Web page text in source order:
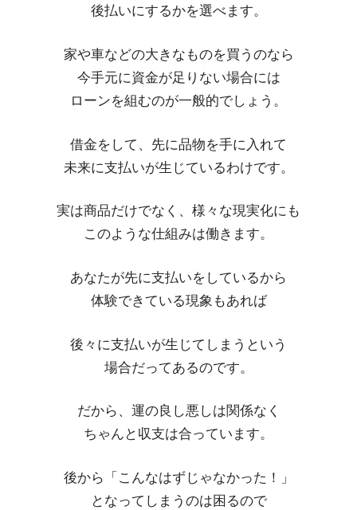
後払いにするかを選べます。
家や車などの大きなものを買うのなら
今手元に資金が足りない場合には
ローンを組むのが一般的でしょう。
借金をして、先に品物を手に入れて
未来に支払いが生じているわけです。
実は商品だけでなく、様々な現実化にも
このような仕組みは働きます。
あなたが先に支払いをしているから
体験できている現象もあれば
後々に支払いが生じてしまうという
場合だってあるのです。
だから、運の良し悪しは関係なく
ちゃんと収支は合っています。
後から「こんなはずじゃなかった！」
となってしまうのは困るので